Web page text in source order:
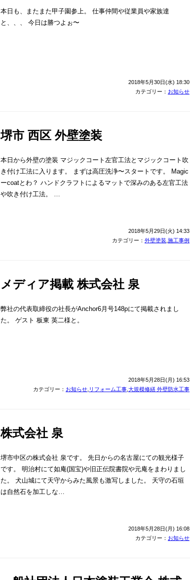
本日も、またまた甲子園参上。 仕事仲間や従業員や家族達
と、、、 今日は勝つよぉ〜
2018年5月30日(水) 18:30
カテゴリー： お知らせ
堺市 西区 外壁塗装
本日から外壁の塗装 マジックコート左官工法とマジックコート吹
き付け工法に入ります。 まずは高圧洗浄〜スタートです。 Magic
ーcoatとわ？ ハンドクラフトによるマットで深みのある左官工法
や吹き付け工法。 …
2018年5月29日(火) 14:33
カテゴリー： 外壁塗装 施工事例
メディア掲載 株式会社 泉
弊社の代表取締役の社長がAnchor6月号148pにて掲載されまし
た。 ゲスト 板東 英二様と。
2018年5月28日(月) 16:53
カテゴリー： お知らせ リフォーム工事 大規模修繕 外壁防水工事
株式会社 泉
堺市中区の株式会社 泉です。 先日からの名古屋にての観光様子
です。 明治村にて如庵(国宝)や旧正伝院書院や元庵をまわりまし
た。 犬山城にて天守からみた風景も激写しました。 天守の石垣
は自然石を加工しな…
2018年5月28日(月) 16:08
カテゴリー： お知らせ